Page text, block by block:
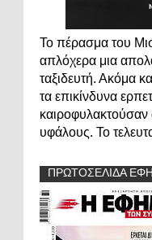
Το πέρασμα του
απλόχερα μια
ταξιδευτή. Ακόμα
τα επικίνδυνα
καιροφυλακτούσαν
υφάλους. Το
ΠΡΩΤΟΣΕΛΙΔΑ